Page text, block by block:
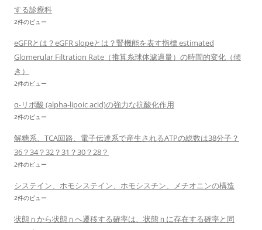
する診療科
2件のビュー
eGFRとは？eGFR slopeとは？腎機能を表す指標 estimated
Glomerular Filtration Rate（推算糸球体濾過量）の時間的変化（傾
き）
2件のビュー
α-リポ酸 (alpha-lipoic acid)の強力な抗酸化作用
2件のビュー
解糖系、TCA回路、電子伝達系で産生されるATPの総数は38分子？
36？34？32？31？30？28？
2件のビュー
システイン、ホモシステイン、ホモシスチン、メチオニンの構造
2件のビュー
状態ｎから状態ｎへ遷移する確率は、状態ｎに存在する確率と同